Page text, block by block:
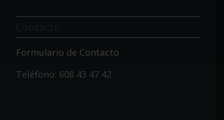
Contacto
Formulario de Contacto
Teléfono: 608 43 47 42